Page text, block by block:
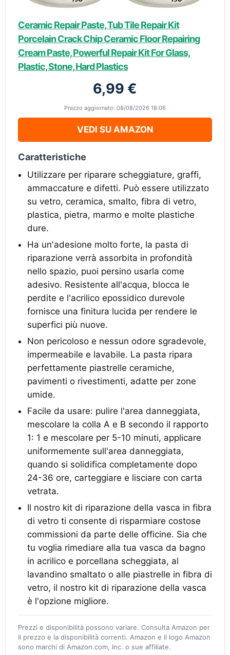
Ceramic Repair Paste, Tub Tile Repair Kit
Porcelain Crack Chip Ceramic Floor Repairing
Cream Paste, Powerful Repair Kit For Glass,
Plastic, Stone, Hard Plastics
6,99 €
Prezzo aggiornato: 08/08/2026 18:06
VEDI SU AMAZON
Caratteristiche
Utilizzare per riparare scheggiature, graffi,
ammaccature e difetti. Può essere utilizzato
su vetro, ceramica, smalto, fibra di vetro,
plastica, pietra, marmo e molte plastiche
dure.
Ha un'adesione molto forte, la pasta di
riparazione verrà assorbita in profondità
nello spazio, puoi persino usarla come
adesivo. Resistente all'acqua, blocca le
perdite e l'acrilico epossidico durevole
fornisce una finitura lucida per rendere le
superfici più nuove.
Non pericoloso e nessun odore sgradevole,
impermeabile e lavabile. La pasta ripara
perfettamente piastrelle ceramiche,
pavimenti o rivestimenti, adatte per zone
umide.
Facile da usare: pulire l'area danneggiata,
mescolare la colla A e B secondo il rapporto
1: 1 e mescolare per 5-10 minuti, applicare
uniformemente sull'area danneggiata,
quando si solidifica completamente dopo
24-36 ore, carteggiare e lisciare con carta
vetrata.
Il nostro kit di riparazione della vasca in fibra
di vetro ti consente di risparmiare costose
commissioni da parte delle officine. Sia che
tu voglia rimediare alla tua vasca da bagno
in acrilico e porcellana scheggiata, al
lavandino smaltato o alle piastrelle in fibra di
vetro, il nostro kit di riparazione della vasca
è l'opzione migliore.
Prezzi e disponibilità possono variare. Consulta Amazon per
il prezzo e la disponibilità correnti. Amazon e il logo Amazon
sono marchi di Amazon.com, Inc. o sue affiliate.